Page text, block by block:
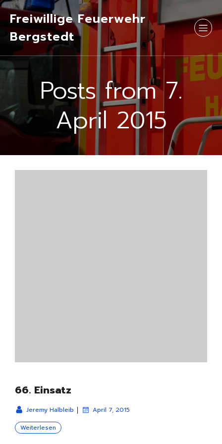
Freiwillige Feuerwehr
Bergstedt
Posts from 7.
April 2015
66. Einsatz
Jeremy Halbleib | April 7, 2015
Weiterlesen